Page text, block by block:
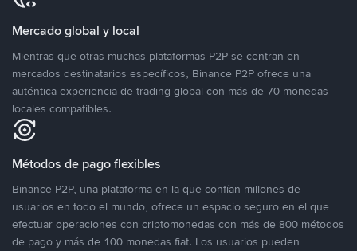
Mercado global y local
Mientras que otras muchas plataformas P2P se centran en
mercados destinatarios específicos, Binance P2P ofrece una
auténtica experiencia de trading global con más de 70 monedas
locales compatibles.
Métodos de pago flexibles
Binance P2P, una plataforma en la que confían millones de
usuarios en todo el mundo, ofrece un espacio seguro en el que
efectuar operaciones con criptomonedas con más de 800 métodos
de pago y más de 100 monedas fiat. Los usuarios pueden